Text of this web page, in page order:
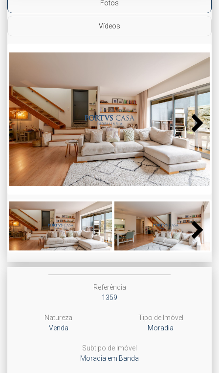
Fotos
Vídeos
Next
Next
Referência
1359
Natureza
Venda
Tipo de Imóvel
Moradia
Subtipo de Imóvel
Moradia em Banda